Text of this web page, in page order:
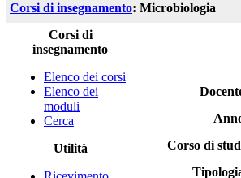
Corsi di insegnamento: Microbiologia
Corsi di
insegnamento
Elenco dei corsi
Elenco dei
moduli
Cerca
Utilità
Corso di